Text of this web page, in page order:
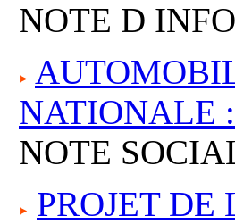
NOTE D
NATIONALE
NOTE
PROJET DE